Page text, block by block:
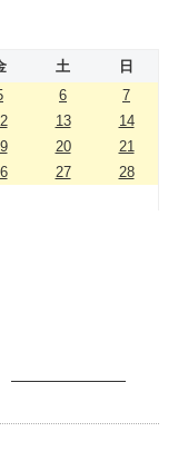
土
日
6
7
13
14
20
21
27
28